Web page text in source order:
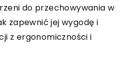
do przechowywania w
zapewnić jej wygodę i
z ergonomiczności i